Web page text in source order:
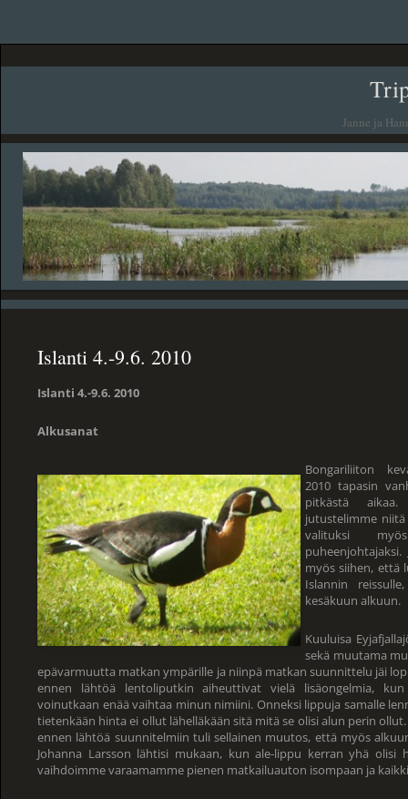
Janne ja
Islanti 4.-9.6. 2010
Islanti 4.-9.6. 2010
Alkusanat
Bongariliiton
2010 tapasin
pitkästä
jutustelimme
valituksi
myös siihen, että
Islannin
kesäkuun alkuun.
Kuuluisa
sekä muutama
epävarmuutta matkan ympärille ja niinpä matkan suunnittelu jäi
ennen lähtöä lentoliputkin aiheuttivat vielä lisäongelmia,
voinutkaan enää vaihtaa minun nimiini. Onneksi lippuja samalle
tietenkään hinta ei ollut lähelläkään sitä mitä se olisi alun perin
ennen lähtöä suunnitelmiin tuli sellainen muutos, että myös
Johanna Larsson lähtisi mukaan, kun ale-lippu kerran yhä olisi
vaihdoimme varaamamme pienen matkailuauton isompaan ja